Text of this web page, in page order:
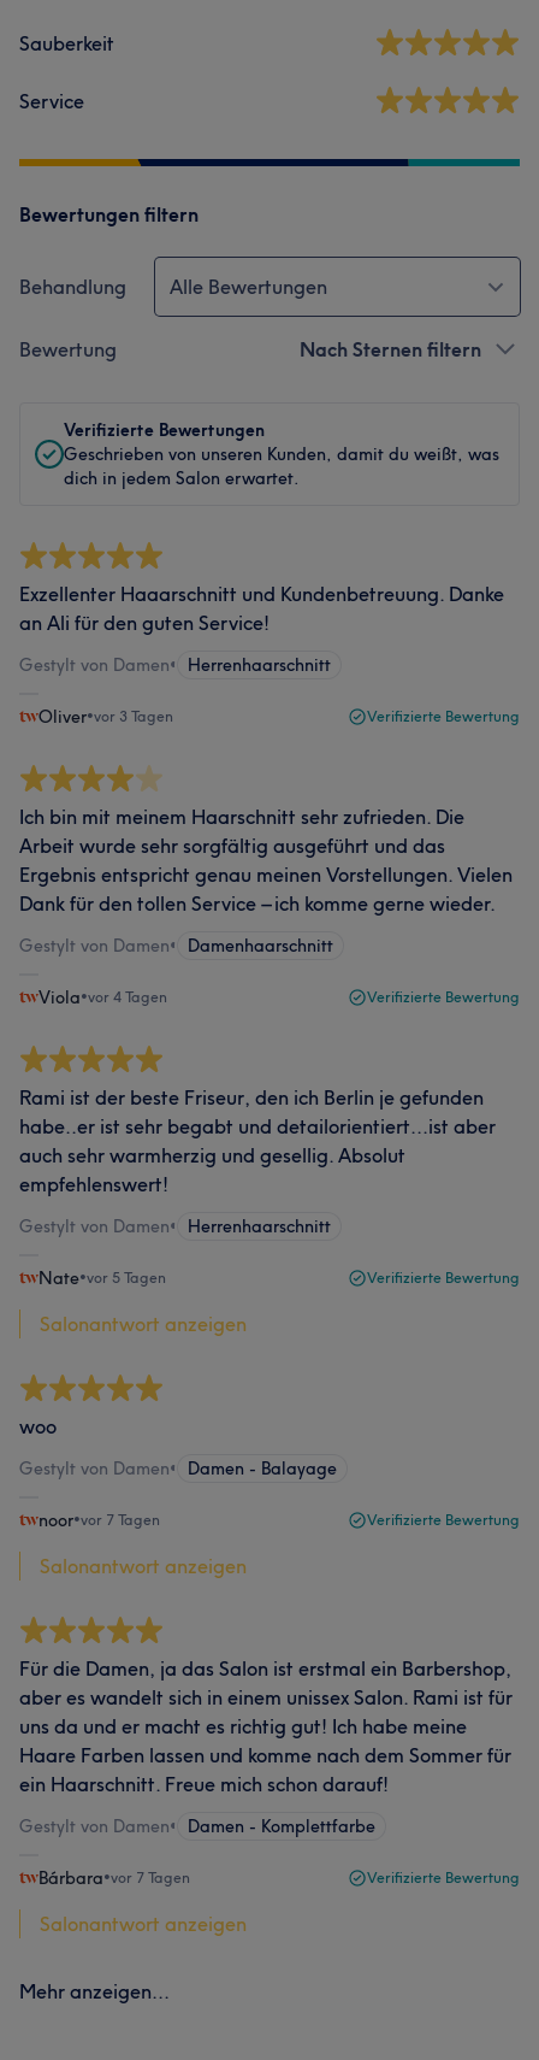
Sauberkeit
Service
Bewertungen filtern
Behandlung Alle Bewertungen
Bewertung Nach Sternen filtern
Verifizierte Bewertungen
Geschrieben von unseren Kunden, damit du weißt, was
dich in jedem Salon erwartet.
Exzellenter Haaarschnitt und Kundenbetreuung. Danke
an Ali für den guten Service!
Gestylt von Damen• Herrenhaarschnitt
Oliver•vor 3 Tagen Verifizierte Bewertung
Ich bin mit meinem Haarschnitt sehr zufrieden. Die
Arbeit wurde sehr sorgfältig ausgeführt und das
Ergebnis entspricht genau meinen Vorstellungen. Vielen
Dank für den tollen Service – ich komme gerne wieder.
Gestylt von Damen• Damenhaarschnitt
Viola•vor 4 Tagen Verifizierte Bewertung
Rami ist der beste Friseur, den ich Berlin je gefunden
habe..er ist sehr begabt und detailorientiert...ist aber
auch sehr warmherzig und gesellig. Absolut
empfehlenswert!
Gestylt von Damen• Herrenhaarschnitt
Nate•vor 5 Tagen Verifizierte Bewertung
Salonantwort anzeigen
woo
Gestylt von Damen• Damen - Balayage
noor•vor 7 Tagen Verifizierte Bewertung
Salonantwort anzeigen
Für die Damen, ja das Salon ist erstmal ein Barbershop,
aber es wandelt sich in einem unissex Salon. Rami ist für
uns da und er macht es richtig gut! Ich habe meine
Haare Farben lassen und komme nach dem Sommer für
ein Haarschnitt. Freue mich schon darauf!
Gestylt von Damen• Damen - Komplettfarbe
Bárbara•vor 7 Tagen Verifizierte Bewertung
Salonantwort anzeigen
Mehr anzeigen...